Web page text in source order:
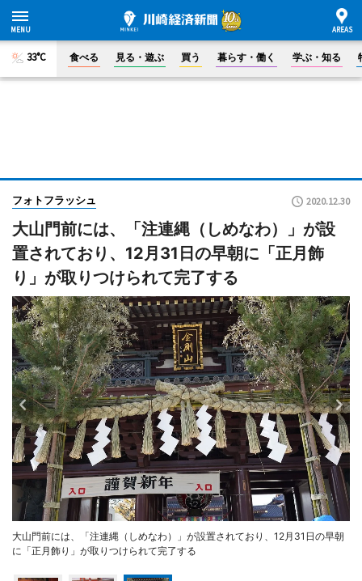
33°C 食べる 見る・遊ぶ 買う 暮らす・働く 学ぶ・知る
フォトフラッシュ 2020.12.30
大山門前には、「注連縄（しめなわ）」が設
置されており、12月31日の早朝に「正月飾
り」が取りつけられて完了する
大山門前には、「注連縄（しめなわ）」が設置されており、12月31日の早朝
に「正月飾り」が取りつけられて完了する